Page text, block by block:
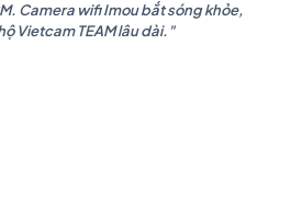
Camera wifi Imou bắt sóng khỏe,
Vietcam TEAM lâu dài."